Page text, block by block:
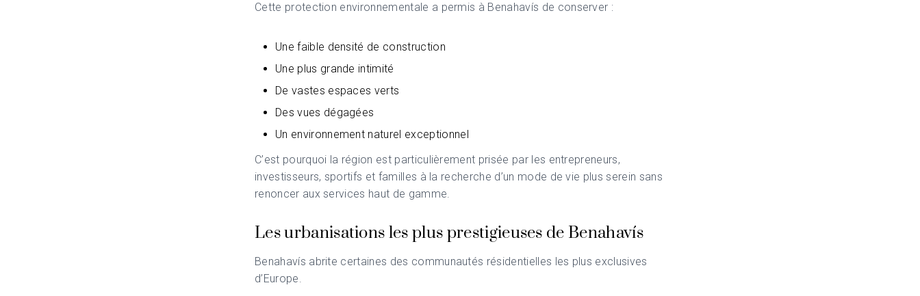
Cette protection environnementale a permis à Benahavís de conserver :
Une faible densité de construction
Une plus grande intimité
De vastes espaces verts
Des vues dégagées
Un environnement naturel exceptionnel
C’est pourquoi la région est particulièrement prisée par les entrepreneurs,
investisseurs, sportifs et familles à la recherche d’un mode de vie plus serein sans
renoncer aux services haut de gamme.
Les urbanisations les plus prestigieuses de Benahavís
Benahavís abrite certaines des communautés résidentielles les plus exclusives
d’Europe.